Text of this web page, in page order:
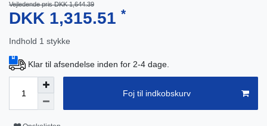
Vejledende pris DKK 1,644.39
DKK 1,315.51 *
Indhold 1 stykke
Klar til afsendelse inden for 2-4 dage.
Foj til indkobskurv